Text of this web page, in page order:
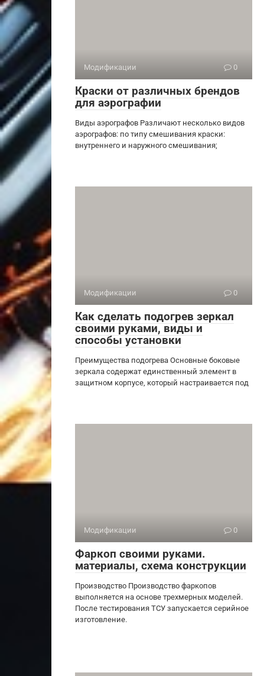
Модификации 0
Краски от различных брендов
для аэрографии
Виды аэрографов Различают несколько видов
аэрографов: по типу смешивания краски:
внутреннего и наружного смешивания;
Модификации 0
Как сделать подогрев зеркал
своими руками, виды и
способы установки
Преимущества подогрева Основные боковые
зеркала содержат единственный элемент в
защитном корпусе, который настраивается под
Модификации 0
Фаркоп своими руками.
материалы, схема конструкции
Производство Производство фаркопов
выполняется на основе трехмерных моделей.
После тестирования ТСУ запускается серийное
изготовление.